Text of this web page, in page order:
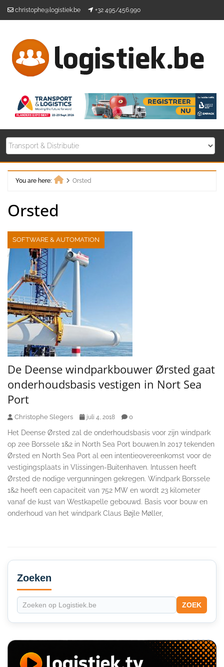
christophe@logistiek.be +32 495/456.990
You are here:
Orsted
Orsted
SOFTWARE & AUTOMATION
De Deense windparkbouwer Ørsted gaat
onderhoudsbasis vestigen in Nort Sea
Port
Christophe Slegers juli 4, 2018 0
Het Deense Ørsted zal de onderhoudsbasis voor zijn windpark
op zee Borssele 1&2 in North Sea Port bouwen.In 2017 tekenden
Ørsted en North Sea Port al een intentieovereenkomst voor de
vestigingsplaats in Vlissingen-Buitenhaven. Intussen heeft
Ørsted de nodige vergunningen gekregen. Windpark Borssele
1&2 heeft een capaciteit van 752 MW en wordt 23 kilometer
vanaf de kust van Westkapelle gebouwd. Basis voor bouw en
onderhoud van het windpark Claus Bøjle Møller,
Secondary
Sidebar
Zoeken
ZOEK